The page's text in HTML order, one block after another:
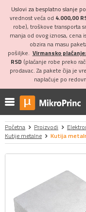
Uslovi za besplatno slanje
vrednost veća od 4.000,00
robe), troškove transporta
manja od ovog iznosa, cena
obzira na masu
pošiljke. Virmansko plaćanje:
RSD (plaćanje robe preko
prodavac. Za pakete čija je
naplaćuje po
Početna Proizvodi
Kutije metalne
Kutija